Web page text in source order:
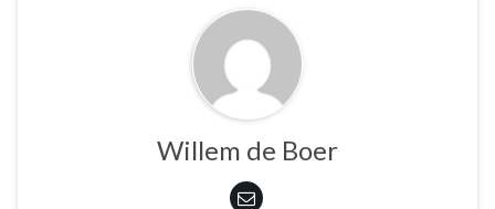
Willem de Boer